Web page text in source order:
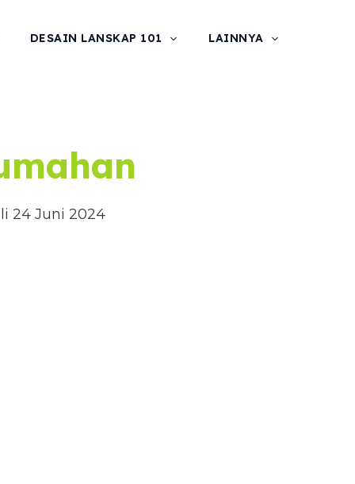
DESAIN LANSKAP 101 LAINNYA
24 Juni 2024